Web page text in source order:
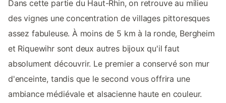
Dans cette partie du Haut-Rhin, on retrouve au milieu
des vignes une concentration de villages pittoresques
assez fabuleuse. À moins de 5 km à la ronde, Bergheim
et Riquewihr sont deux autres bijoux qu'il faut
absolument découvrir. Le premier a conservé son mur
d'enceinte, tandis que le second vous offrira une
ambiance médiévale et alsacienne haute en couleur.